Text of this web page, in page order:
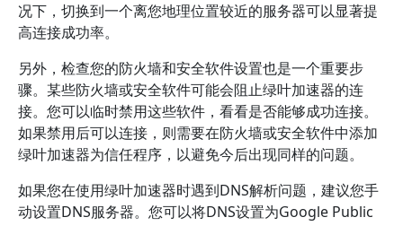
况下，切换到一个离您地理位置较近的服务器可以显著提
高连接成功率。
另外，检查您的防火墙和安全软件设置也是一个重要步
骤。某些防火墙或安全软件可能会阻止绿叶加速器的连
接。您可以临时禁用这些软件，看看是否能够成功连接。
如果禁用后可以连接，则需要在防火墙或安全软件中添加
绿叶加速器为信任程序，以避免今后出现同样的问题。
如果您在使用绿叶加速器时遇到DNS解析问题，建议您手
动设置DNS服务器。您可以将DNS设置为Google Public